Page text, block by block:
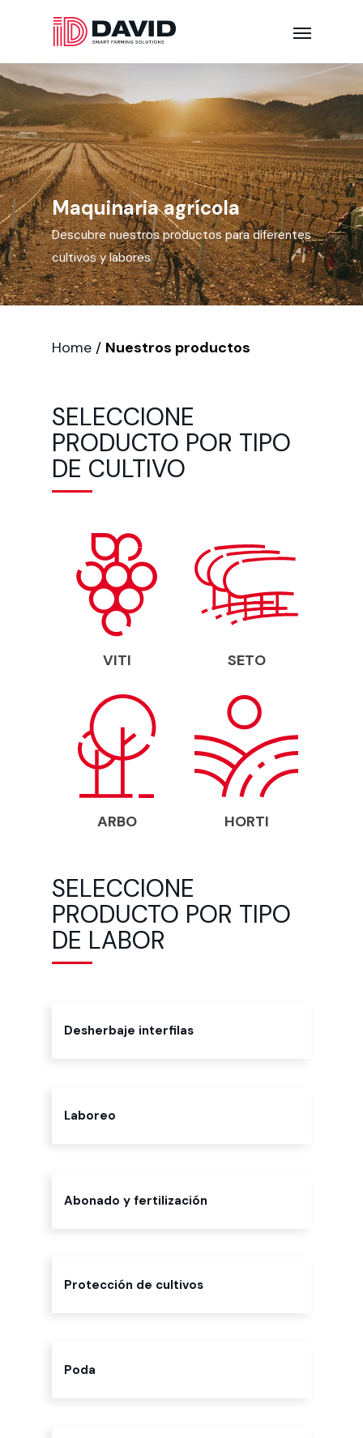
Maquinaria agrícola
Descubre nuestros productos para diferentes
cultivos y labores
Home / Nuestros productos
SELECCIONE
PRODUCTO POR TIPO
DE CULTIVO
VITI SETO
ARBO HORTI
SELECCIONE
PRODUCTO POR TIPO
DE LABOR
Desherbaje interfilas
Laboreo
Abonado y fertilización
Protección de cultivos
Poda